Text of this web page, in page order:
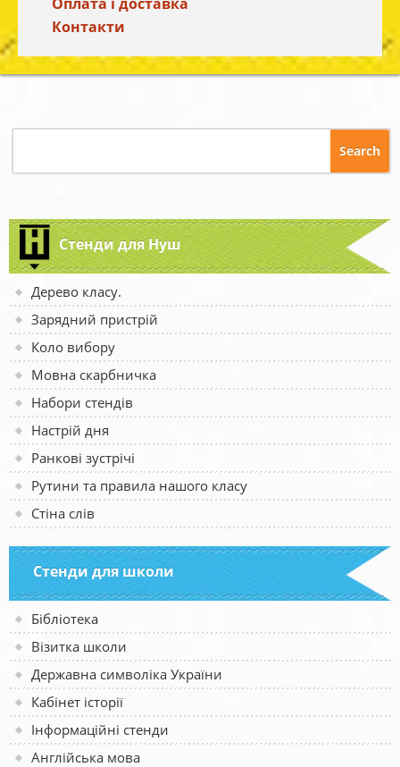
Контакти
Стенди для Нуш
Дерево класу.
Зарядний пристрій
Коло вибору
Мовна скарбничка
Набори стендів
Настрій дня
Ранкові зустрічі
Рутини та правила нашого класу
Стіна слів
Стенди для школи
Бібліотека
Візитка школи
Державна символіка України
Кабінет історії
Інформаційні стенди
Англійська мова